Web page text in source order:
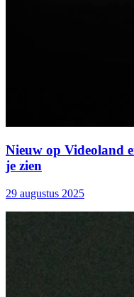
Nieuw op Videoland
je zien
29 augustus 2025